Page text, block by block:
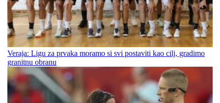
Veraja: Ligu za prvaka moramo si svi postaviti kao cilj, gradimo
granitnu obranu